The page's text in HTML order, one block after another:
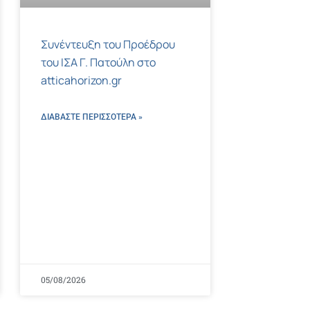
Συνέντευξη του Προέδρου
του ΙΣΑ Γ. Πατούλη στο
atticahorizon.gr
ΔΙΑΒΑΣΤΕ ΠΕΡΙΣΣΌΤΕΡΑ »
05/08/2026